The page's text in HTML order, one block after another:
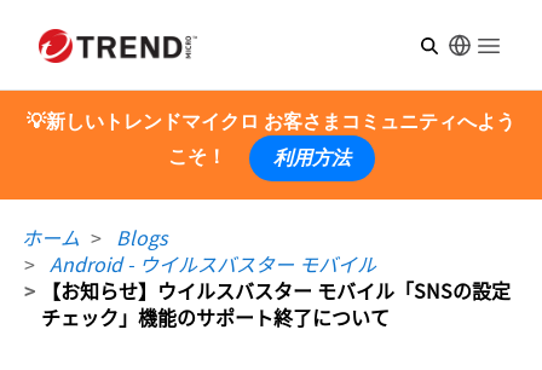
Open
💡新しいトレンドマイクロ お客さまコミュニティへよう
こそ！
利用方法
ホーム
Blogs
Android - ウイルスバスター モバイル
【お知らせ】ウイルスバスター モバイル「SNSの設定
チェック」機能のサポート終了について